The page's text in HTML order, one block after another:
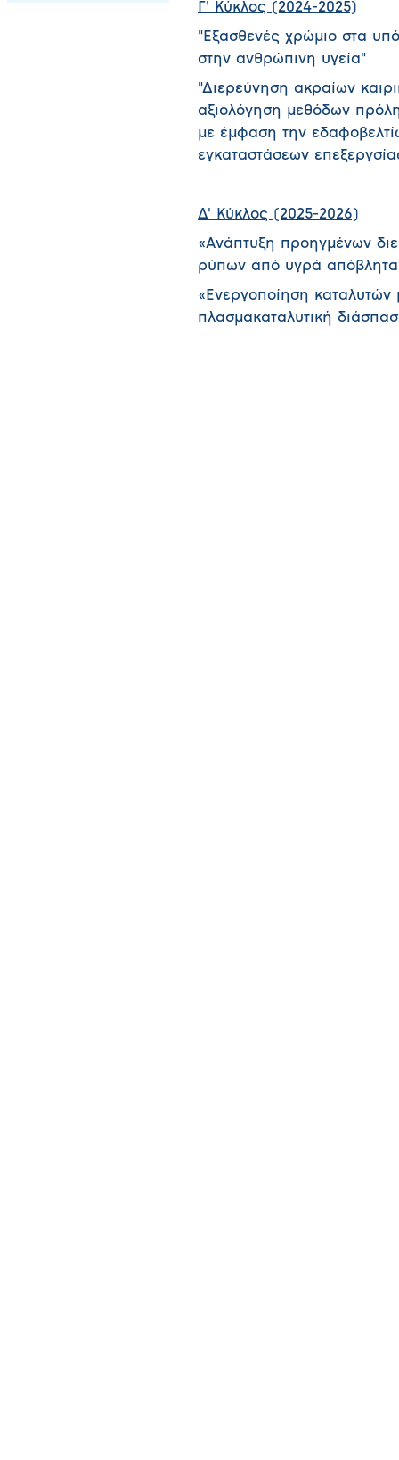
Γ' Κύκλος (2024-2025)
"Εξασθενές χρώμιο στα
στην ανθρώπινη υγεία"
"Διερεύνηση ακραίων
αξιολόγηση μεθόδων
με έμφαση την
εγκαταστάσεων
Δ' Κύκλος (2025-2026)
«Ανάπτυξη προηγμένων
ρύπων από υγρά
«Ενεργοποίηση
πλασμακαταλυτική